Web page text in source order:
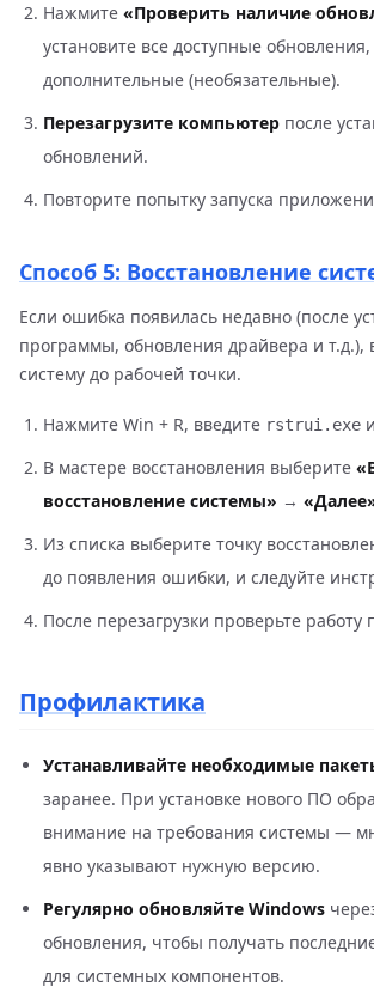
Нажмите «Проверить наличие
установите все доступные
дополнительные (необязательные).
Перезагрузите компьютер после
обновлений.
Повторите попытку запуска
Способ 5: Восстановление
Если ошибка появилась недавно (после
программы, обновления драйвера и т.д.),
систему до рабочей точки.
Нажмите Win + R, введите rstrui.exe
В мастере восстановления выберите
восстановление системы» →
Из списка выберите точку
до появления ошибки, и следуйте
После перезагрузки проверьте
Профилактика
Устанавливайте необходимые
заранее. При установке нового ПО
внимание на требования системы —
явно указывают нужную версию.
Регулярно обновляйте Windows
обновления, чтобы получать
для системных компонентов.